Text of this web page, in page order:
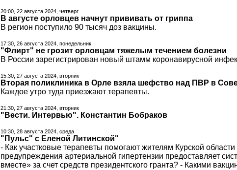
20:00, 22 августа 2024, четверг
В августе орловцев начнут прививать от гриппа
В регион поступило 90 тысяч доз вакцины.
17:30, 26 августа 2024, понедельник
"Флирт" не грозит орловцам тяжелым течением болезни
В России зарегистрирован новый штамм коронавирусной
15:30, 27 августа 2024, вторник
Вторая поликлиника в Орле взяла шефство над ПВР в
Каждое утро туда приезжают терапевты.
21:30, 27 августа 2024, вторник
"Вести. Интервью". Константин Бобраков
10:30, 28 августа 2024, среда
"Пульс" с Еленой Литинской"
- Как участковые терапевты помогают жителям Курской
предупреждения артериальной гипертензии предоставляет
вместе» за счет средств президентского гранта? - Какими